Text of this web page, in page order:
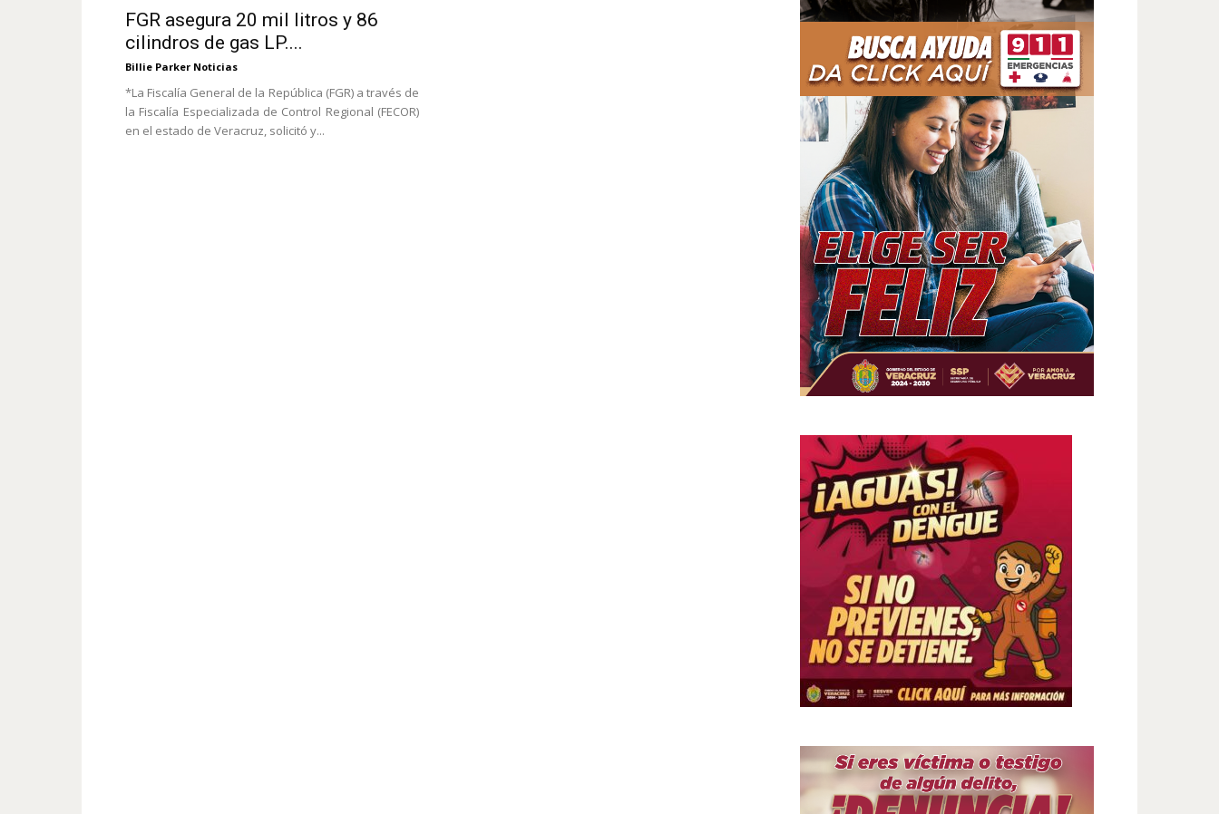
FGR asegura 20 mil litros y 86
cilindros de gas LP....
Billie Parker Noticias
*La Fiscalía General de la República (FGR) a través de
la Fiscalía Especializada de Control Regional (FECOR)
en el estado de Veracruz, solicitó y...